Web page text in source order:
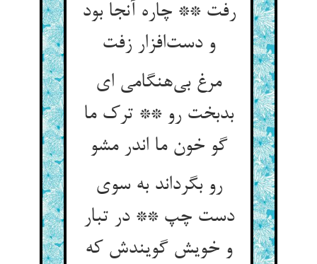
رفت ** چاره آنجا بود
و دست‌افزار زفت
مرغ بی‌هنگامی ای
بدبخت رو ** ترک ما
گو خون ما اندر مشو
رو بگرداند به سوی
دست چپ ** در تبار
و خویش گویندش که